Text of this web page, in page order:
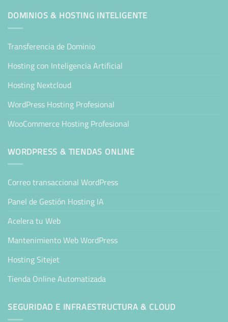
DOMINIOS & HOSTING INTELIGENTE
Transferencia de Dominio
Hosting con Inteligencia Artificial
Hosting Nextcloud
WordPress Hosting Profesional
WooCommerce Hosting Profesional
WORDPRESS & TIENDAS ONLINE
Correo transaccional WordPress
Panel de Gestión Hosting IA
Acelera tu Web
Mantenimiento Web WordPress
Hosting Sitejet
Tienda Online Automatizada
SEGURIDAD E INFRAESTRUCTURA & CLOUD